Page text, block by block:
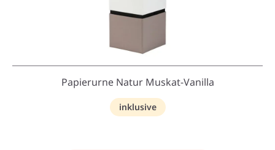
Papierurne Natur Muskat-Vanilla
inklusive